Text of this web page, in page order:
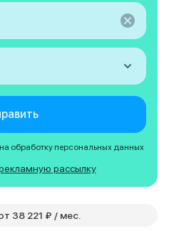
на обработку персональных данных
рассылку
кредит от 38 221 ₽ / мес.